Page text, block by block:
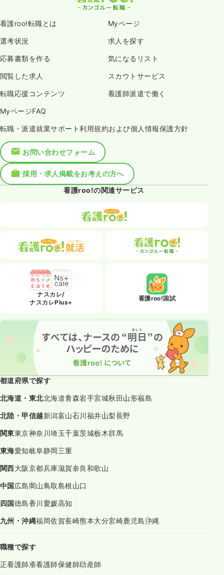
看護roo!転職とは Myページ
選考状況 求人を探す
応募書類を作る 気になるリスト
閲覧した求人 スカウトサービス
転職応援コンテンツ 看護師派遣で働く
MyページFAQ
転職・派遣就業サポート利用規約および個人情報保護方針
お問い合わせフォーム
採用・求人掲載をお考えの方へ
看護roo!の関連サービス
ナスカレ/
ナスカレPlus+
看護roo!国試
都道府県で探す
北海道・東北北海道青森岩手宮城秋田山形福島
北陸・甲信越新潟富山石川福井山梨長野
関東東京神奈川埼玉千葉茨城栃木群馬
東海愛知岐阜静岡三重
関西大阪京都兵庫滋賀奈良和歌山
中国広島岡山鳥取島根山口
四国徳島香川愛媛高知
九州・沖縄福岡佐賀長崎熊本大分宮崎鹿児島沖縄
職種で探す
正看護師准看護師保健師助産師